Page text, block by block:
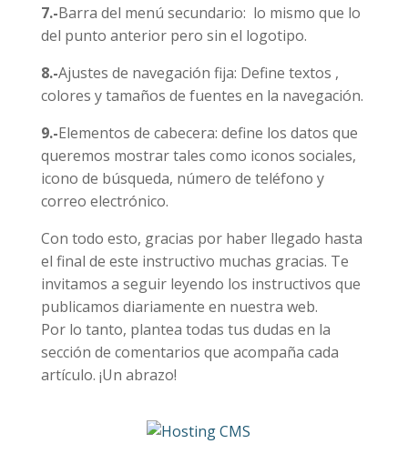
7.-Barra del menú secundario: lo mismo que lo
del punto anterior pero sin el logotipo.
8.-Ajustes de navegación fija: Define textos ,
colores y tamaños de fuentes en la navegación.
9.-Elementos de cabecera: define los datos que
queremos mostrar tales como iconos sociales,
icono de búsqueda, número de teléfono y
correo electrónico.
Con todo esto, gracias por haber llegado hasta
el final de este instructivo muchas gracias. Te
invitamos a seguir leyendo los instructivos que
publicamos diariamente en nuestra web.
Por lo tanto, plantea todas tus dudas en la
sección de comentarios que acompaña cada
artículo. ¡Un abrazo!